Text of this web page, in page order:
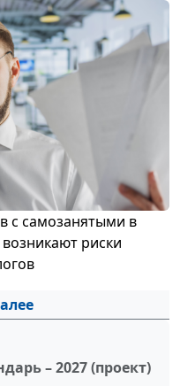
с самозанятыми в
риски
– 2027 (проект)